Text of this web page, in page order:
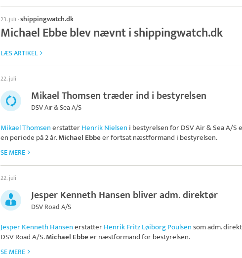
23. juli ·shippingwatch.dk
Michael Ebbe blev nævnt i shippingwatch.dk
LÆS ARTIKEL
22. juli
Mikael Thomsen træder ind i bestyrelsen
DSV Air & Sea A/S
Mikael ThomsenerstatterHenrik Nielsen i bestyrelsen forDSV Air & Sea A/S
en periode på 2 år.Michael Ebbeer fortsat næstformand i bestyrelsen.
SE MERE
22. juli
Jesper Kenneth Hansen bliver adm. direktør
DSV Road A/S
Jesper Kenneth HansenerstatterHenrik Fritz Løiborg Poulsensom adm.
DSV Road A/S.Michael Ebbeer næstformand for bestyrelsen.
SE MERE